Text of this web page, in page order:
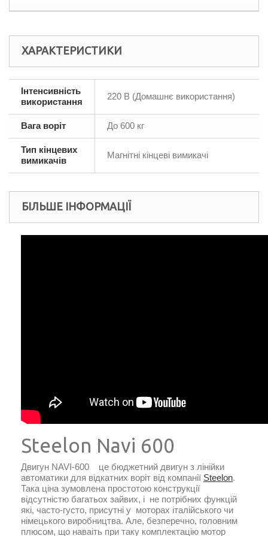
ХАРАКТЕРИСТИКИ
Інтенсивність
використання
220 В (Домашнє використання)
Вага воріт До 600 кг
Тип кінцевих
вимикачів
Магнітні кінцеві вимикачі
БІЛЬШЕ ІНФОРМАЦІЇ
Steelon Navi 600
Двигун NAVI-600 це бюджетний двигун з лінійки
автоматики для відкатних воріт від компанії Steelon.
Така ціна зумовлена простотою конструкції
відсутністю багатьох зайвих, і не потрібних функцій
які, часто-густо, присутні у моторах італійського чи
німецького виробництва. Але, безперечно, головним
плюсом, що наваіть при таку комплектацію мотор